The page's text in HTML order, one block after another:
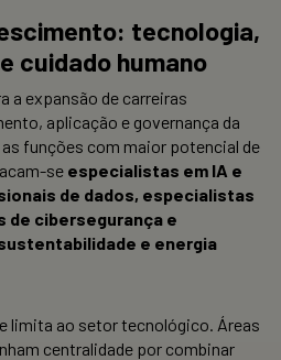
tecnologia,
cuidado humano
a expansão de carreiras
aplicação e governança da
funções com maior potencial de
se especialistas em IA e
de dados, especialistas
cibersegurança e
e energia
limita ao setor tecnológico. Áreas
centralidade por combinar